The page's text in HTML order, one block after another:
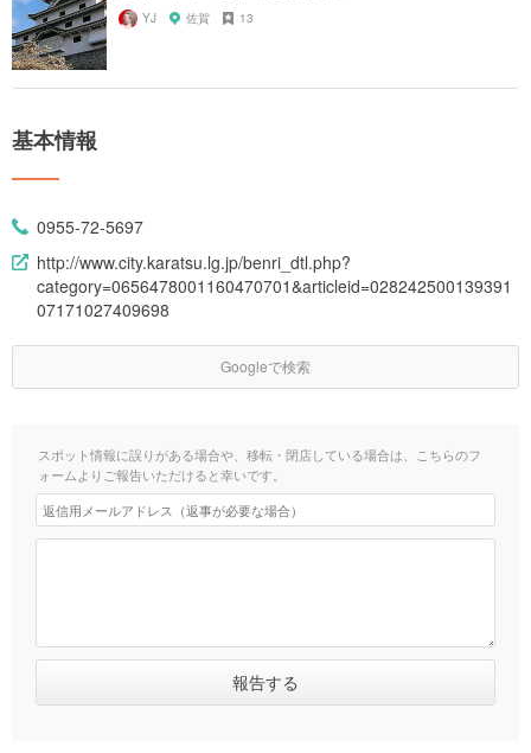
YJ 佐賀 13
基本情報
0955-72-5697
http://www.city.karatsu.lg.jp/benri_dtl.php?
category=0656478001160470701&articleid=028242500139391
07171027409698
Googleで検索
スポット情報に誤りがある場合や、移転・閉店している場合は、こちらのフ
ォームよりご報告いただけると幸いです。